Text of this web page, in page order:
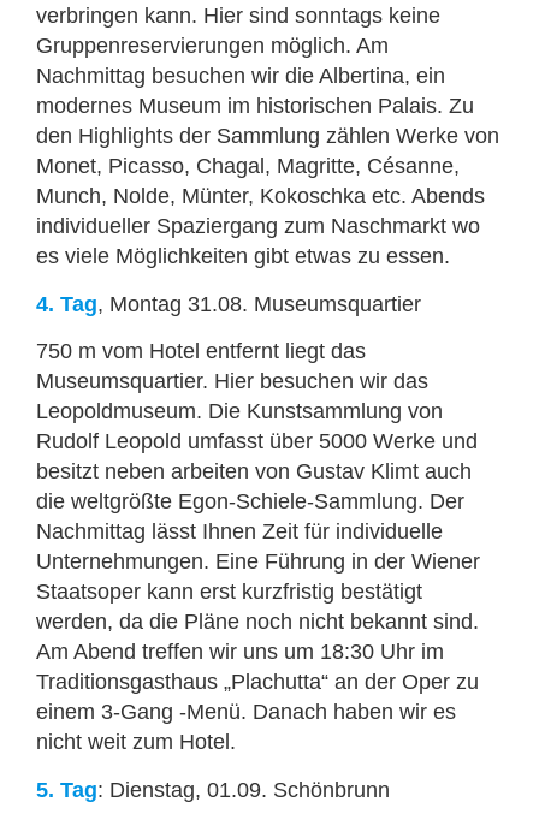
verbringen kann. Hier sind sonntags keine
Gruppenreservierungen möglich. Am
Nachmittag besuchen wir die Albertina, ein
modernes Museum im historischen Palais. Zu
den Highlights der Sammlung zählen Werke von
Monet, Picasso, Chagal, Magritte, Césanne,
Munch, Nolde, Münter, Kokoschka etc. Abends
individueller Spaziergang zum Naschmarkt wo
es viele Möglichkeiten gibt etwas zu essen.
4. Tag, Montag 31.08. Museumsquartier
750 m vom Hotel entfernt liegt das
Museumsquartier. Hier besuchen wir das
Leopoldmuseum. Die Kunstsammlung von
Rudolf Leopold umfasst über 5000 Werke und
besitzt neben arbeiten von Gustav Klimt auch
die weltgrößte Egon-Schiele-Sammlung. Der
Nachmittag lässt Ihnen Zeit für individuelle
Unternehmungen. Eine Führung in der Wiener
Staatsoper kann erst kurzfristig bestätigt
werden, da die Pläne noch nicht bekannt sind.
Am Abend treffen wir uns um 18:30 Uhr im
Traditionsgasthaus „Plachutta“ an der Oper zu
einem 3-Gang -Menü. Danach haben wir es
nicht weit zum Hotel.
5. Tag: Dienstag, 01.09. Schönbrunn